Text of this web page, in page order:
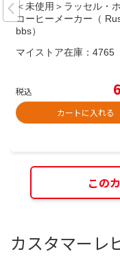
＜未使用＞ラッセル・
コーヒーメーカー（
bbs）
マイストア在庫： 4765
税込
カートに入れる
この
カスタマーレ